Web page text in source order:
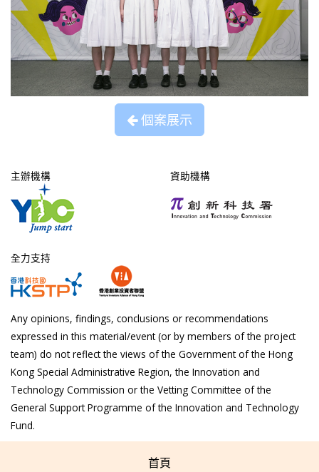
個案展示
主辦機構 資助機構
全力支持
Any opinions, findings, conclusions or recommendations
expressed in this material/event (or by members of the project
team) do not reflect the views of the Government of the Hong
Kong Special Administrative Region, the Innovation and
Technology Commission or the Vetting Committee of the
General Support Programme of the Innovation and Technology
Fund.
首頁